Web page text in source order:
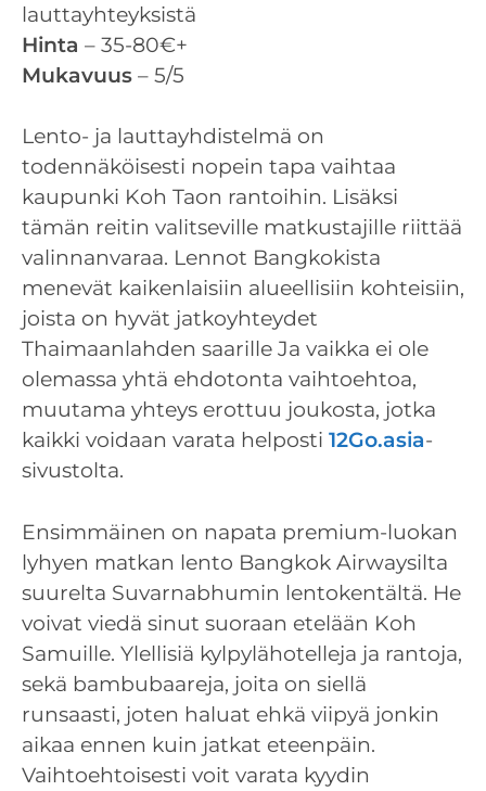
lauttayhteyksistä
Hinta – 35-80€+
Mukavuus – 5/5
Lento- ja lauttayhdistelmä on
todennäköisesti nopein tapa vaihtaa
kaupunki Koh Taon rantoihin. Lisäksi
tämän reitin valitseville matkustajille riittää
valinnanvaraa. Lennot Bangkokista
menevät kaikenlaisiin alueellisiin kohteisiin,
joista on hyvät jatkoyhteydet
Thaimaanlahden saarille Ja vaikka ei ole
olemassa yhtä ehdotonta vaihtoehtoa,
muutama yhteys erottuu joukosta, jotka
kaikki voidaan varata helposti 12Go.asia-
sivustolta.
Ensimmäinen on napata premium-luokan
lyhyen matkan lento Bangkok Airwaysilta
suurelta Suvarnabhumin lentokentältä. He
voivat viedä sinut suoraan etelään Koh
Samuille. Ylellisiä kylpylähotelleja ja rantoja,
sekä bambubaareja, joita on siellä
runsaasti, joten haluat ehkä viipyä jonkin
aikaa ennen kuin jatkat eteenpäin.
Vaihtoehtoisesti voit varata kyydin